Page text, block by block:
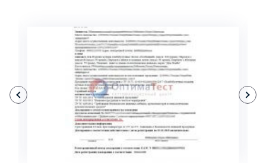
ПОДРОБНЕЕ